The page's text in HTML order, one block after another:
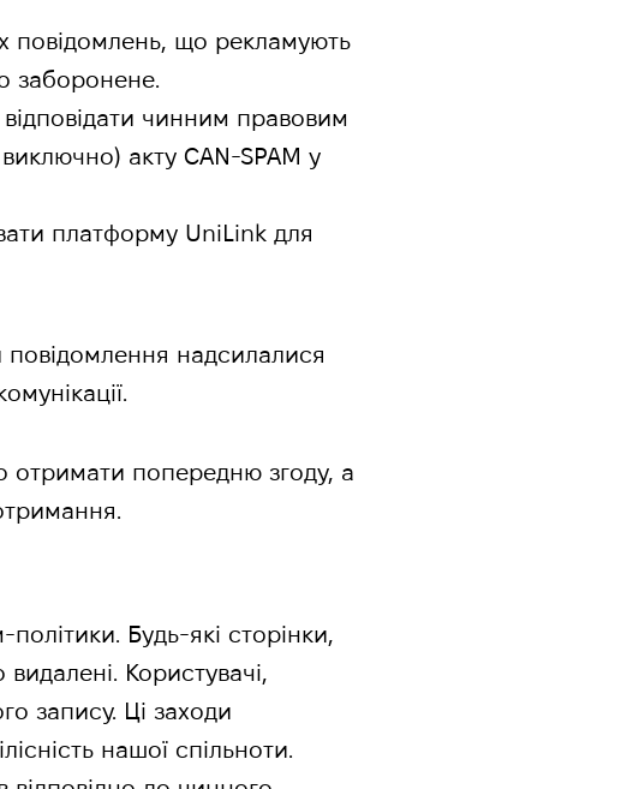
повідомлень, що рекламують
заборонене.
чинним правовим
акту CAN-SPAM у
платформу UniLink для
повідомлення надсилалися
отримати попередню згоду, а
Будь-які сторінки,
Користувачі,
запису. Ці заходи
нашої спільноти.